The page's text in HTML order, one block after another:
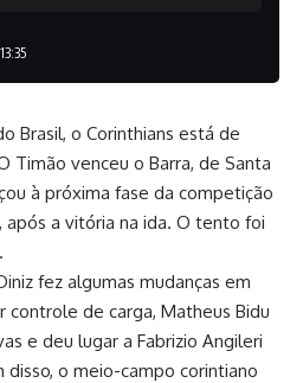
Brasil, o Corinthians está de
Timão venceu o Barra, de Santa
à próxima fase da competição
a vitória na ida. O tento foi
fez algumas mudanças em
controle de carga, Matheus Bidu
e deu lugar a Fabrizio Angileri
o meio-campo corintiano